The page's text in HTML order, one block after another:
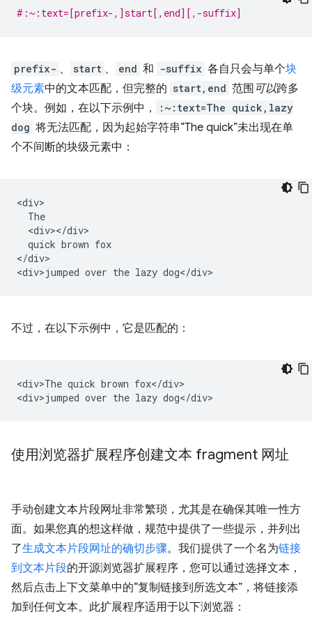
#:~:text=[prefix-,]start[,end][,-suffix]
prefix- 、 start 、 end 和 -suffix 各自只会与单个块
级元素中的文本匹配，但完整的 start,end 范围 可以跨多
个块。例如，在以下示例中，
:~:text=The quick,lazy
dog 将无法匹配，因为起始字符串“The quick”未出现在单
个不间断的块级元素中：
<div>
  The
  <div></div>
  quick brown fox
</div>
不过，在以下示例中，它是匹配的：
<div>The quick brown fox</div>
使用浏览器扩展程序创建文本 fragment 网址
手动创建文本片段网址非常繁琐，尤其是在确保其唯一性方
面。如果您真的想这样做，规范中提供了一些提示，并列出
了生成文本片段网址的确切步骤。我们提供了一个名为链接
到文本片段的开源浏览器扩展程序，您可以通过选择文本，
然后点击上下文菜单中的“复制链接到所选文本”，将链接添
加到任何文本。此扩展程序适用于以下浏览器：